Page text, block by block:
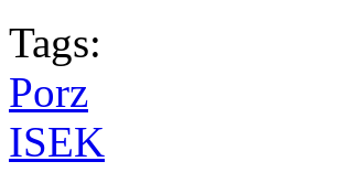
Tags:
Porz
ISEK